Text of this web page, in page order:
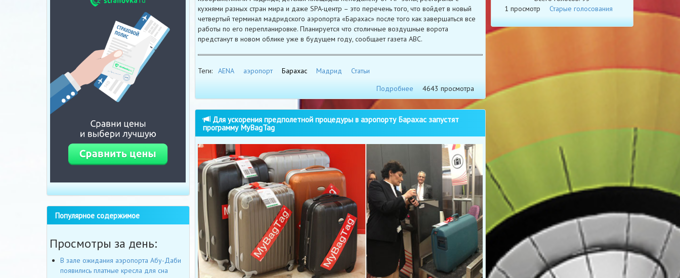
кухнями разных стран мира и даже SPA-центр – это перечень того, что войдет в новый
четвертый терминал мадридского аэропорта «Барахас» после того как завершаться все
работы по его перепланировке. Планируется что столичные воздушные ворота
предстанут в новом облике уже в будущем году, сообщает газета ABC.
Теги: AENA аэропорт Барахас Мадрид
Статьи
Подробнее
4643 просмотра
Для ускорения предполетной процедуры в аэропорту Барахас запустят
программу MyBagTag
Популярное содержимое
Просмотры за день:
В зале ожидания аэропорта Абу-Даби
появились платные кресла для сна
1 просмотр
Старые голосования